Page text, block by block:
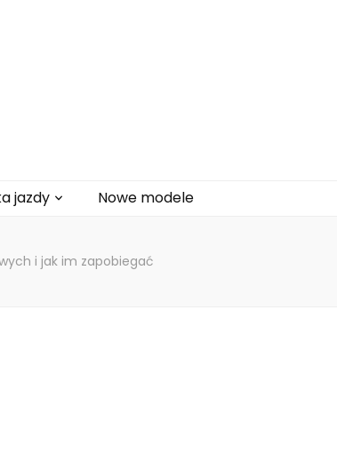
jazdy Nowe modele
i jak im zapobiegać